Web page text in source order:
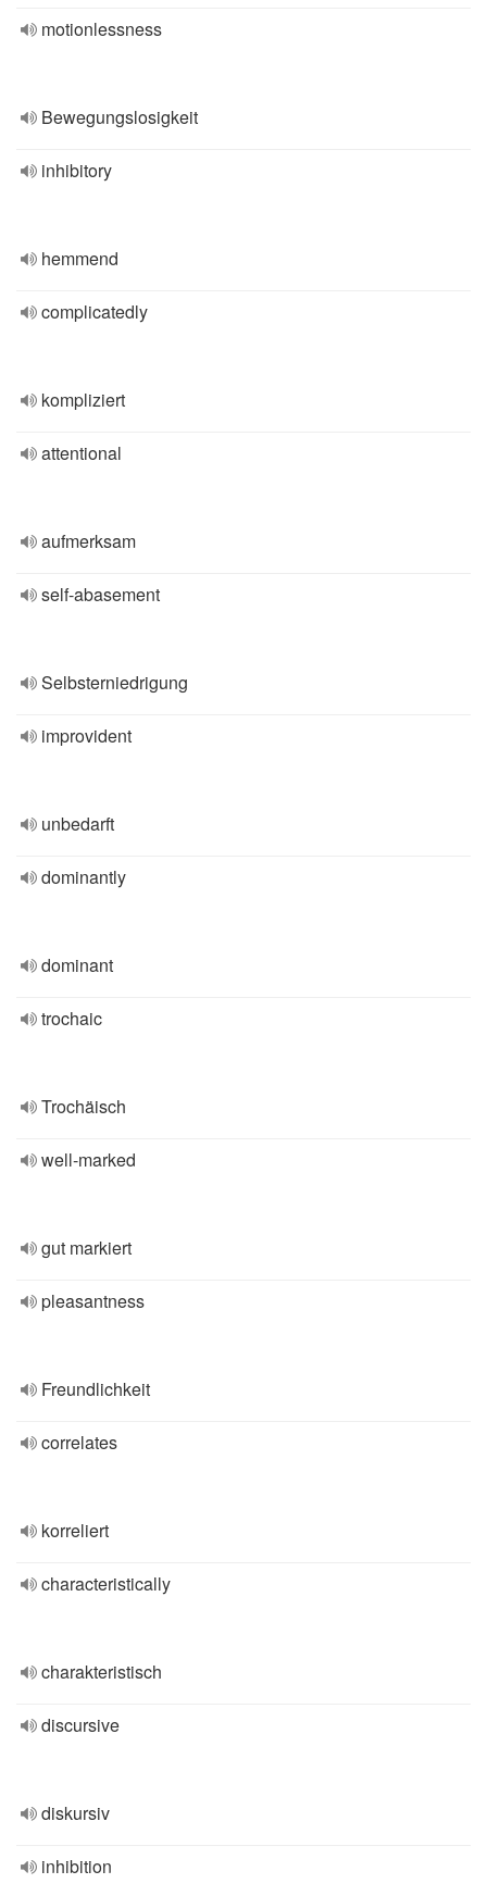
motionlessness
Bewegungslosigkeit
inhibitory
hemmend
complicatedly
kompliziert
attentional
aufmerksam
self-abasement
Selbsterniedrigung
improvident
unbedarft
dominantly
dominant
trochaic
Trochäisch
well-marked
gut markiert
pleasantness
Freundlichkeit
correlates
korreliert
characteristically
charakteristisch
discursive
diskursiv
inhibition